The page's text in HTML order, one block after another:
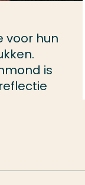
voor hun
is